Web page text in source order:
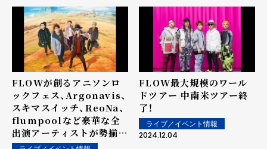
FLOWが創るアニソンロ
ックフェス、Argonavis、
スキマスイッチ、ReoNa、
flumpoolなど豪華な全
出演アーティストが勢揃
い!!!
FLOW最大規模のワール
ドツアー 中南米ツアー終
了！
ライブ／イベント情報
2024.12.04